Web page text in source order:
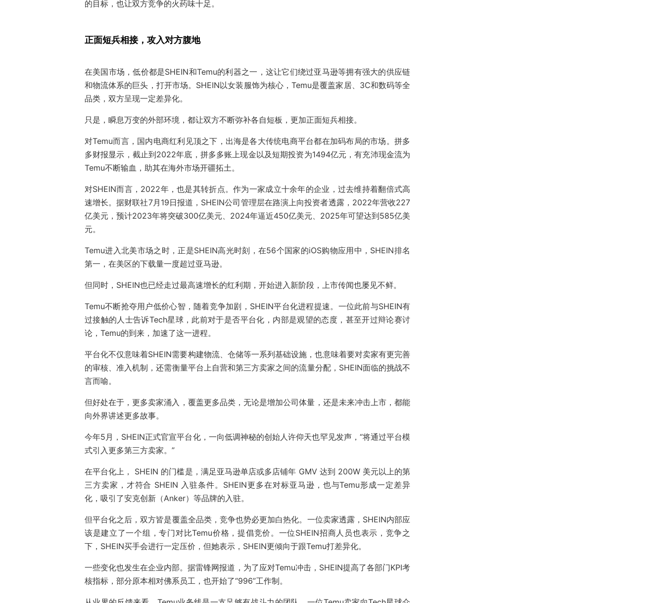
的目标，也让双方竞争的火药味十足。
正面短兵相接，攻入对方腹地
在美国市场，低价都是SHEIN和Temu的利器之一，这让它们绕过亚马逊等拥有强大的供应链
和物流体系的巨头，打开市场。SHEIN以女装服饰为核心，Temu是覆盖家居、3C和数码等全
品类，双方呈现一定差异化。
只是，瞬息万变的外部环境，都让双方不断弥补各自短板，更加正面短兵相接。
对Temu而言，国内电商红利见顶之下，出海是各大传统电商平台都在加码布局的市场。拼多
多财报显示，截止到2022年底，拼多多账上现金以及短期投资为1494亿元，有充沛现金流为
Temu不断输血，助其在海外市场开疆拓土。
对SHEIN而言，2022年，也是其转折点。作为一家成立十余年的企业，过去维持着翻倍式高
速增长。据财联社7月19日报道，SHEIN公司管理层在路演上向投资者透露，2022年营收227
亿美元，预计2023年将突破300亿美元、2024年逼近450亿美元、2025年可望达到585亿美
元。
Temu进入北美市场之时，正是SHEIN高光时刻，在56个国家的iOS购物应用中，SHEIN排名
第一，在美区的下载量一度超过亚马逊。
但同时，SHEIN也已经走过最高速增长的红利期，开始进入新阶段，上市传闻也屡见不鲜。
Temu不断抢夺用户低价心智，随着竞争加剧，SHEIN平台化进程提速。一位此前与SHEIN有
过接触的人士告诉Tech星球，此前对于是否平台化，内部是观望的态度，甚至开过辩论赛讨
论，Temu的到来，加速了这一进程。
平台化不仅意味着SHEIN需要构建物流、仓储等一系列基础设施，也意味着要对卖家有更完善
的审核、准入机制，还需衡量平台上自营和第三方卖家之间的流量分配，SHEIN面临的挑战不
言而喻。
但好处在于，更多卖家涌入，覆盖更多品类，无论是增加公司体量，还是未来冲击上市，都能
向外界讲述更多故事。
今年5月，SHEIN正式官宣平台化，一向低调神秘的创始人许仰天也罕见发声，“将通过平台模
式引入更多第三方卖家。”
在平台化上， SHEIN 的门槛是，满足亚马逊单店或多店铺年 GMV 达到 200W 美元以上的第
三方卖家，才符合 SHEIN 入驻条件。SHEIN更多在对标亚马逊，也与Temu形成一定差异
化，吸引了安克创新（Anker）等品牌的入驻。
但平台化之后，双方皆是覆盖全品类，竞争也势必更加白热化。一位卖家透露，SHEIN内部应
该是建立了一个组，专门对比Temu价格，提倡竞价。一位SHEIN招商人员也表示，竞争之
下，SHEIN买手会进行一定压价，但她表示，SHEIN更倾向于跟Temu打差异化。
一些变化也发生在企业内部。据雷锋网报道，为了应对Temu冲击，SHEIN提高了各部门KPI考
核指标，部分原本相对佛系员工，也开始了“996”工作制。